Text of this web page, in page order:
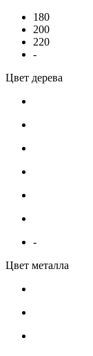
180
200
220
-
Цвет дерева
-
Цвет металла